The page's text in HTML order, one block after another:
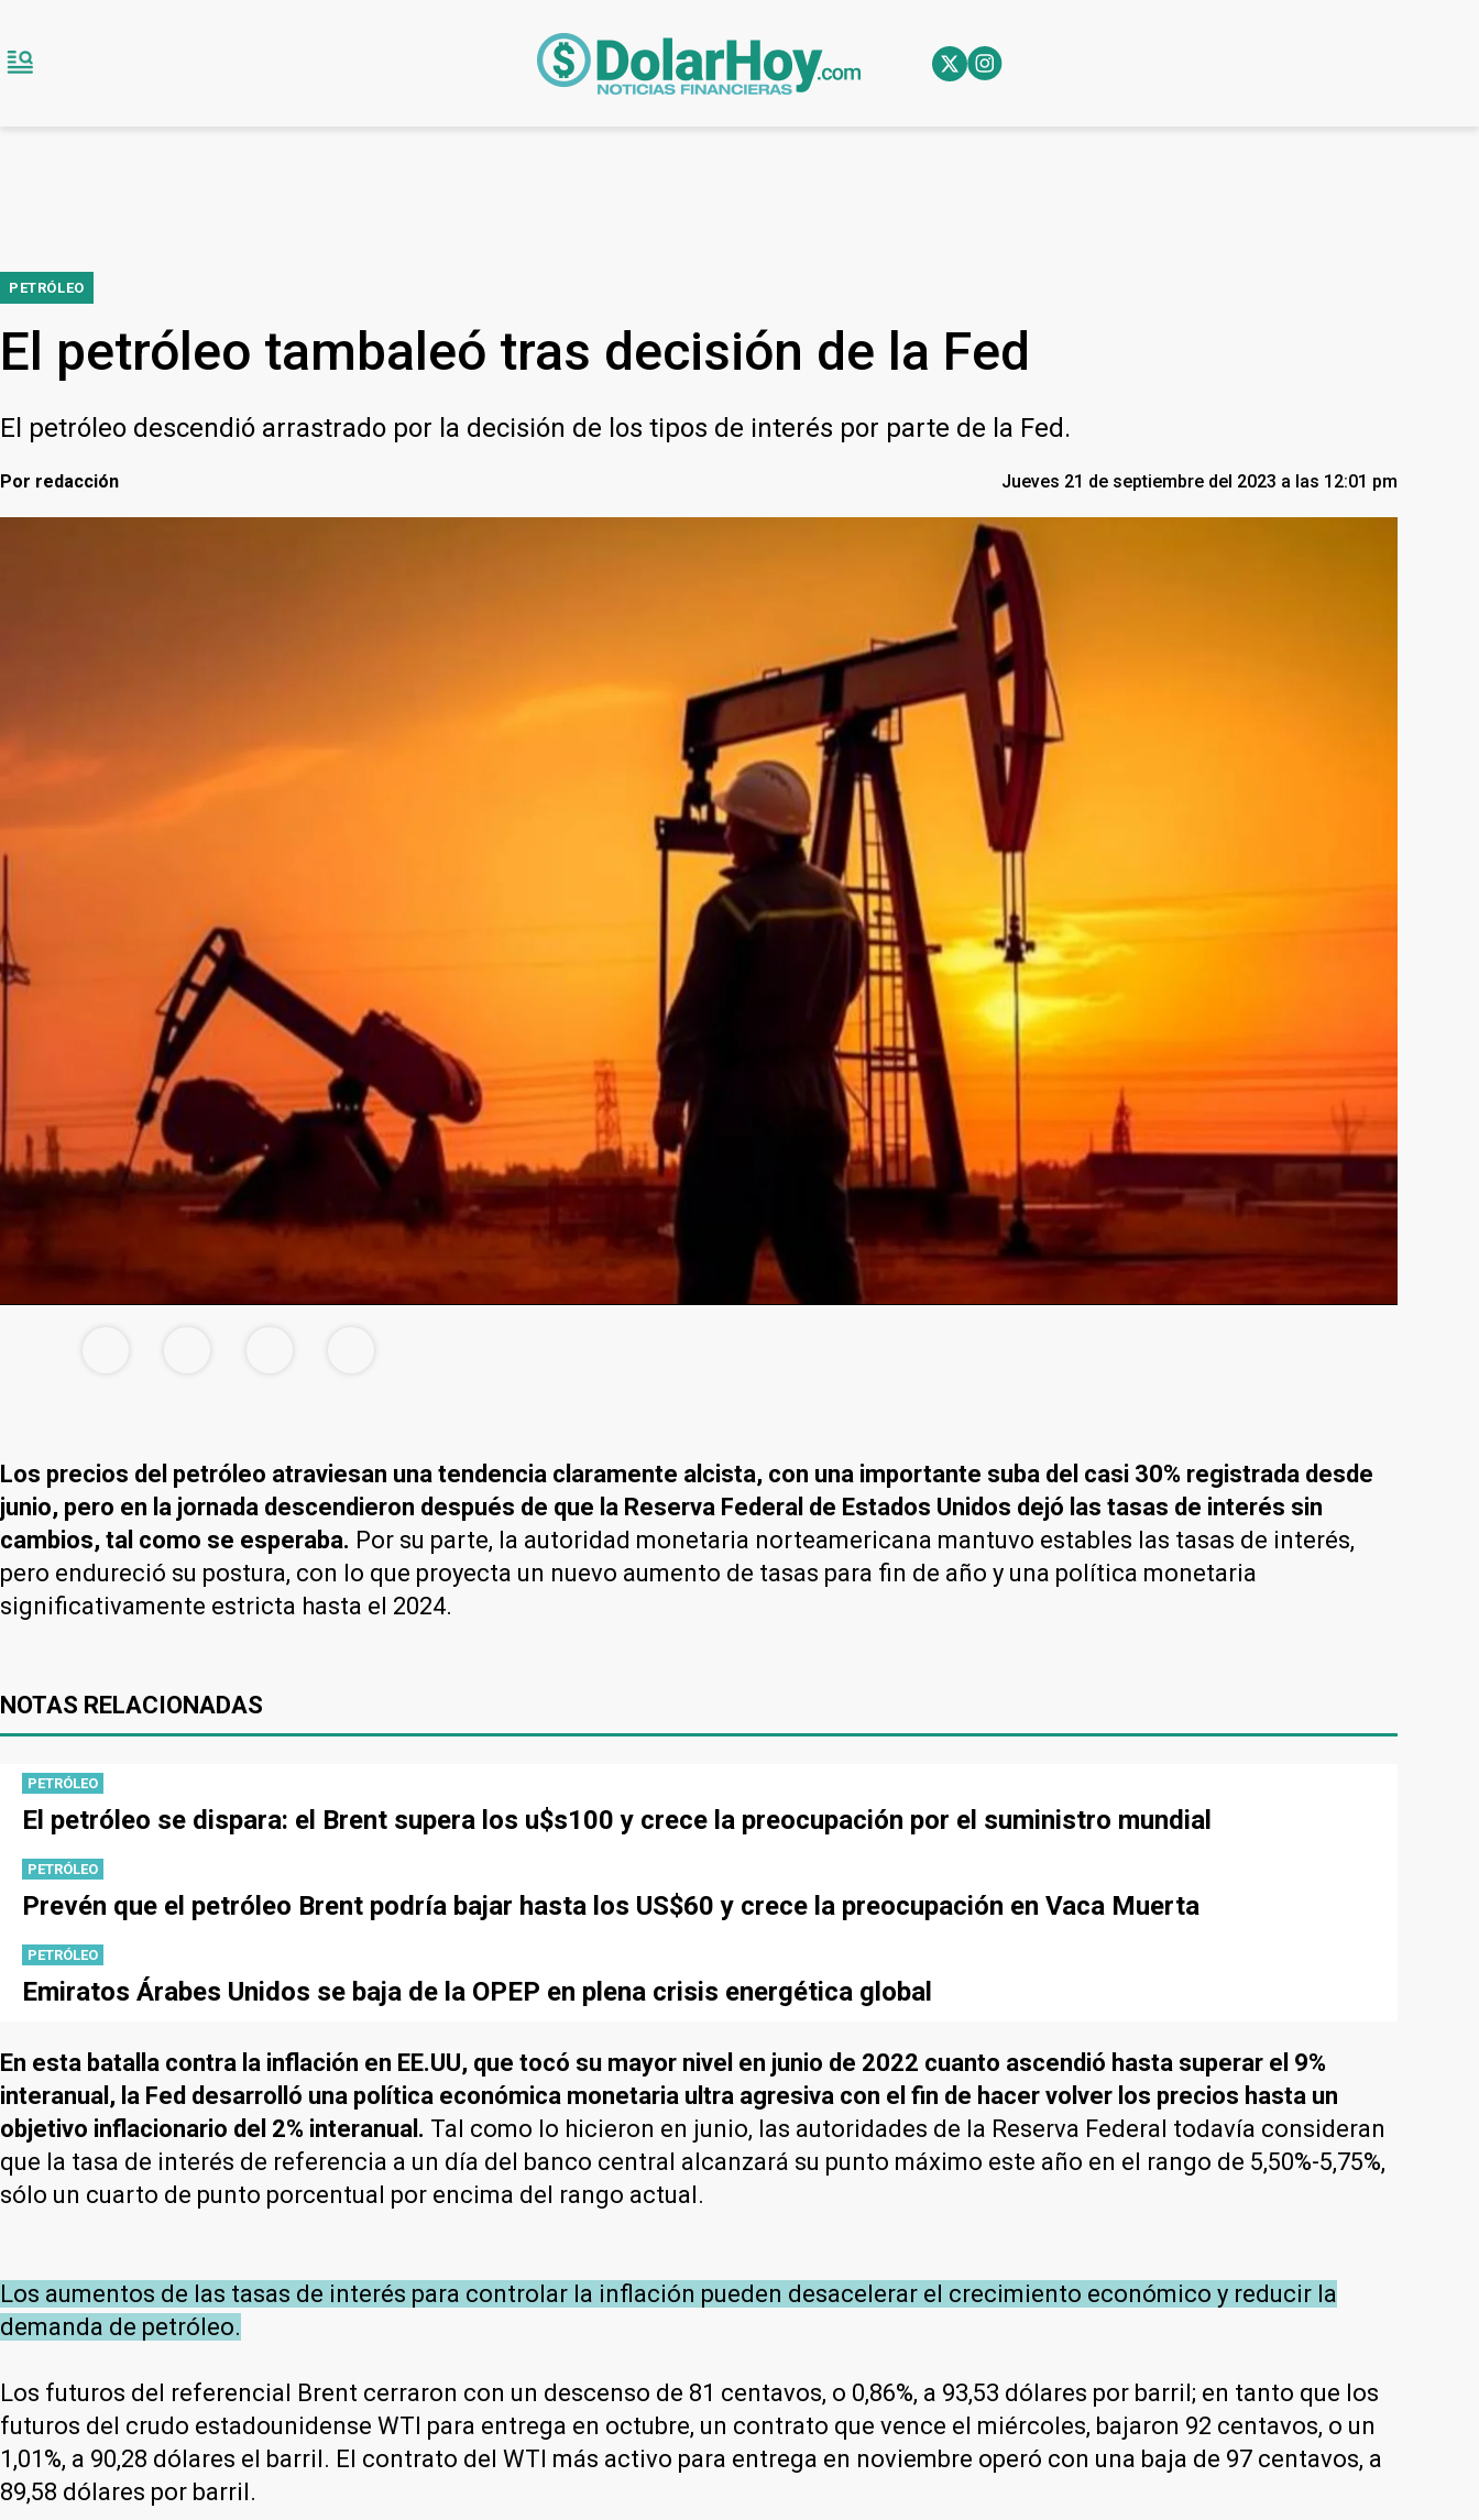
PETRÓLEO
El petróleo tambaleó tras decisión de la Fed
El petróleo descendió arrastrado por la decisión de los tipos de interés por parte de la Fed.
Por redacción Jueves 21 de septiembre del 2023 a las 12:01 pm
Los precios del petróleo atraviesan una tendencia claramente alcista, con una importante suba del casi 30% registrada desde
junio, pero en la jornada descendieron después de que la Reserva Federal de Estados Unidos dejó las tasas de interés sin
cambios, tal como se esperaba. Por su parte, la autoridad monetaria norteamericana mantuvo estables las tasas de interés,
pero endureció su postura, con lo que proyecta un nuevo aumento de tasas para fin de año y una política monetaria
significativamente estricta hasta el 2024.
NOTAS RELACIONADAS
PETRÓLEO
El petróleo se dispara: el Brent supera los u$s100 y crece la preocupación por el suministro mundial
PETRÓLEO
Prevén que el petróleo Brent podría bajar hasta los US$60 y crece la preocupación en Vaca Muerta
PETRÓLEO
Emiratos Árabes Unidos se baja de la OPEP en plena crisis energética global
En esta batalla contra la inflación en EE.UU, que tocó su mayor nivel en junio de 2022 cuanto ascendió hasta superar el 9%
interanual, la Fed desarrolló una política económica monetaria ultra agresiva con el fin de hacer volver los precios hasta un
objetivo inflacionario del 2% interanual. Tal como lo hicieron en junio, las autoridades de la Reserva Federal todavía consideran
que la tasa de interés de referencia a un día del banco central alcanzará su punto máximo este año en el rango de 5,50%-5,75%,
sólo un cuarto de punto porcentual por encima del rango actual.
Los aumentos de las tasas de interés para controlar la inflación pueden desacelerar el crecimiento económico y reducir la
demanda de petróleo.
Los futuros del referencial Brent cerraron con un descenso de 81 centavos, o 0,86%, a 93,53 dólares por barril; en tanto que los
futuros del crudo estadounidense WTI para entrega en octubre, un contrato que vence el miércoles, bajaron 92 centavos, o un
1,01%, a 90,28 dólares el barril. El contrato del WTI más activo para entrega en noviembre operó con una baja de 97 centavos, a
89,58 dólares por barril.